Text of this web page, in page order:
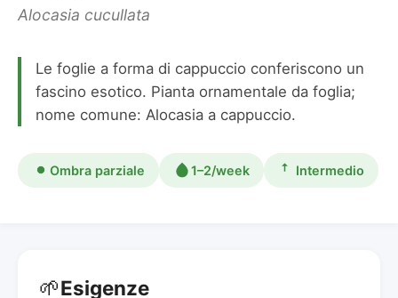
Alocasia cucullata
Le foglie a forma di cappuccio conferiscono un
fascino esotico. Pianta ornamentale da foglia;
nome comune: Alocasia a cappuccio.
Ombra parziale 1–2/week Intermedio
🌱Esigenze